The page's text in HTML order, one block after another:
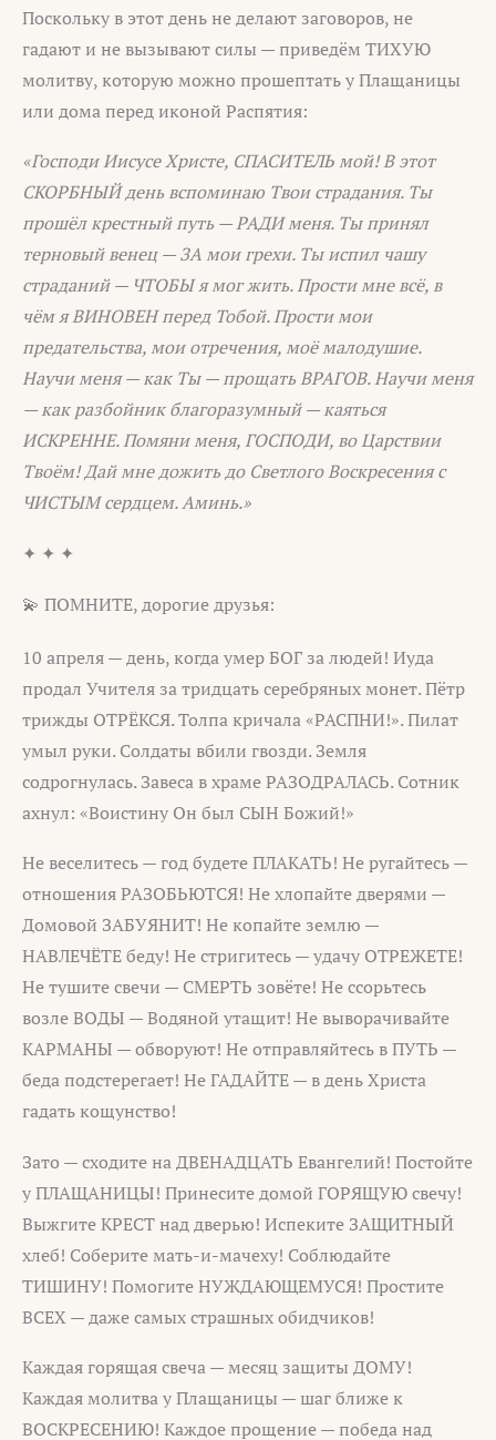
Поскольку в этот день не делают заговоров, не
гадают и не вызывают силы — приведём ТИХУЮ
молитву, которую можно прошептать у Плащаницы
или дома перед иконой Распятия:
«Господи Иисусе Христе, СПАСИТЕЛЬ мой! В этот
СКОРБНЫЙ день вспоминаю Твои страдания. Ты
прошёл крестный путь — РАДИ меня. Ты принял
терновый венец — ЗА мои грехи. Ты испил чашу
страданий — ЧТОБЫ я мог жить. Прости мне всё, в
чём я ВИНОВЕН перед Тобой. Прости мои
предательства, мои отречения, моё малодушие.
Научи меня — как Ты — прощать ВРАГОВ. Научи меня
— как разбойник благоразумный — каяться
ИСКРЕННЕ. Помяни меня, ГОСПОДИ, во Царствии
Твоём! Дай мне дожить до Светлого Воскресения с
ЧИСТЫМ сердцем. Аминь.»
✦ ✦ ✦
💫 ПОМНИТЕ, дорогие друзья:
10 апреля — день, когда умер БОГ за людей! Иуда
продал Учителя за тридцать серебряных монет. Пётр
трижды ОТРЁКСЯ. Толпа кричала «РАСПНИ!». Пилат
умыл руки. Солдаты вбили гвозди. Земля
содрогнулась. Завеса в храме РАЗОДРАЛАСЬ. Сотник
ахнул: «Воистину Он был СЫН Божий!»
Не веселитесь — год будете ПЛАКАТЬ! Не ругайтесь —
отношения РАЗОБЬЮТСЯ! Не хлопайте дверями —
Домовой ЗАБУЯНИТ! Не копайте землю —
НАВЛЕЧЁТЕ беду! Не стригитесь — удачу ОТРЕЖЕТЕ!
Не тушите свечи — СМЕРТЬ зовёте! Не ссорьтесь
возле ВОДЫ — Водяной утащит! Не выворачивайте
КАРМАНЫ — обворуют! Не отправляйтесь в ПУТЬ —
беда подстерегает! Не ГАДАЙТЕ — в день Христа
гадать кощунство!
Зато — сходите на ДВЕНАДЦАТЬ Евангелий! Постойте
у ПЛАЩАНИЦЫ! Принесите домой ГОРЯЩУЮ свечу!
Выжгите КРЕСТ над дверью! Испеките ЗАЩИТНЫЙ
хлеб! Соберите мать-и-мачеху! Соблюдайте
ТИШИНУ! Помогите НУЖДАЮЩЕМУСЯ! Простите
ВСЕХ — даже самых страшных обидчиков!
Каждая горящая свеча — месяц защиты ДОМУ!
Каждая молитва у Плащаницы — шаг ближе к
ВОСКРЕСЕНИЮ! Каждое прощение — победа над